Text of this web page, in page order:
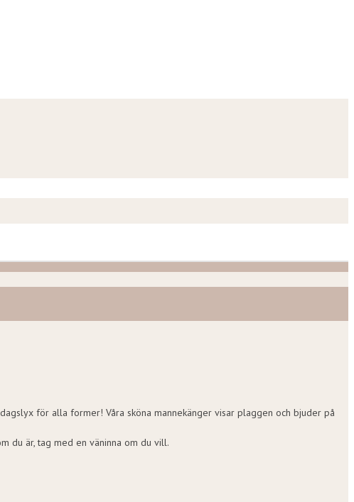
för alla former! Våra sköna mannekänger visar plaggen och bjuder på
du är, tag med en väninna om du vill.